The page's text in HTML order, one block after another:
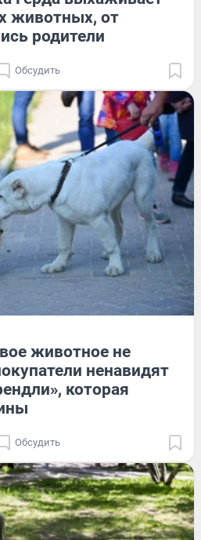
животных, от
родители
Обсудить
животное не
ненавидят
которая
Обсудить